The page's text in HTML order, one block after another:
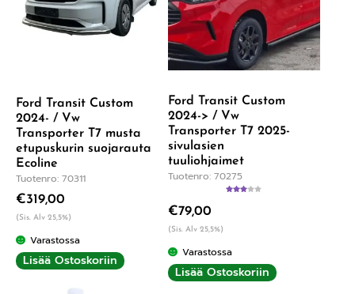
Ford Transit Custom
2024- / Vw
Transporter T7 musta
etupuskurin suojarauta
Ecoline
Tuotenro: 70311
€319,00
(Sis. Alv 25,5%)
Varastossa
Lisää Ostoskoriin
Ford Transit Custom
2024-> / Vw
Transporter T7 2025-
sivulasien
tuuliohjaimet
Tuotenro: 70275
€79,00
(Sis. Alv 25,5%)
Varastossa
Lisää Ostoskoriin